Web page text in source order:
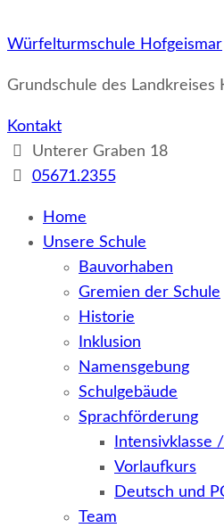
Würfelturmschule Hofgeismar
Grundschule des Landkreises
Kontakt
Unterer Graben 18
05671.2355
Home
Unsere Schule
Bauvorhaben
Gremien der Schule
Historie
Inklusion
Namensgebung
Schulgebäude
Sprachförderung
Intensivklasse
Vorlaufkurs
Deutsch und
Team